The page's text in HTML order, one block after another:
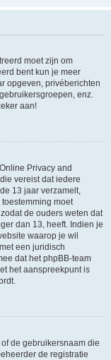
moet zijn om
bent kun je meer
opgeven, privéberichten
enz.
aan!
Privacy and
vereist dat iedere
13 jaar verzamelt,
moet
de ouders weten dat
dan 13, heeft. Indien je
waarop je wil
een juridisch
dat het phpBB-team
het aanspreekpunt is
de gebruikersnaam die
de registratie